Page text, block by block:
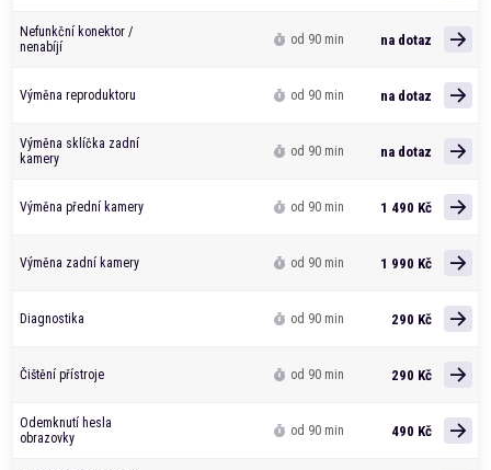
Nefunkční konektor /
nenabíjí
od 90 min na dotaz
Výměna reproduktoru od 90 min na dotaz
Výměna sklíčka zadní
kamery
od 90 min na dotaz
Výměna přední kamery od 90 min 1 490 Kč
Výměna zadní kamery od 90 min 1 990 Kč
Diagnostika od 90 min 290 Kč
Čištění přístroje od 90 min 290 Kč
Odemknutí hesla
obrazovky
od 90 min 490 Kč